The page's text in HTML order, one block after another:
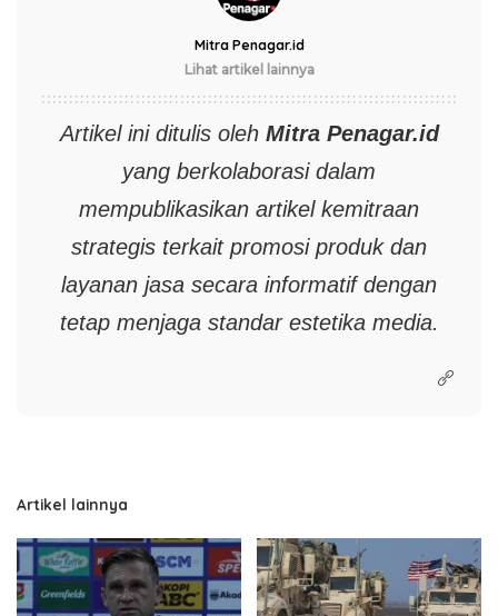
Mitra Penagar.id
Lihat artikel lainnya
Artikel ini ditulis oleh Mitra Penagar.id
yang berkolaborasi dalam
mempublikasikan artikel kemitraan
strategis terkait promosi produk dan
layanan jasa secara informatif dengan
tetap menjaga standar estetika media.
Artikel lainnya